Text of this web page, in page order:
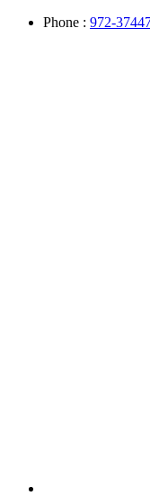
Phone : 972-